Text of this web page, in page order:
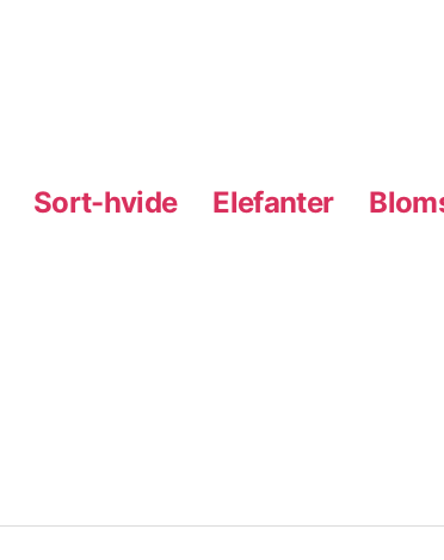
Sort-hvide Elefanter